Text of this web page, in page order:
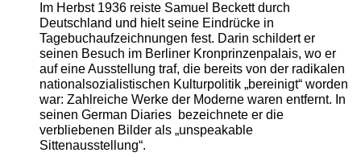
Im Herbst 1936 reiste Samuel Beckett durch
Deutschland und hielt seine Eindrücke in
Tagebuchaufzeichnungen fest. Darin schildert er
seinen Besuch im Berliner Kronprinzenpalais, wo er
auf eine Ausstellung traf, die bereits von der radikalen
nationalsozialistischen Kulturpolitik „bereinigt“ worden
war: Zahlreiche Werke der Moderne waren entfernt. In
seinen German Diaries bezeichnete er die
verbliebenen Bilder als „unspeakable
Sittenausstellung“.